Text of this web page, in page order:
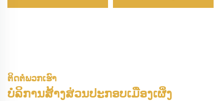
ງສະເພາະຕາມຄວາມຕ້ອງການ
ຕິດຕໍ່ພວກເຮົາ
ບໍລິການສ້າງສ່ວນປະກອບເມືອງເຜິ່ງ